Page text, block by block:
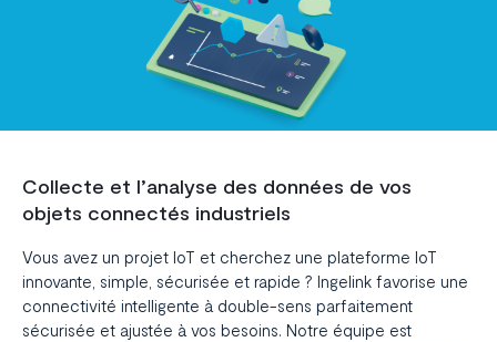
Collecte et l’analyse des données de vos
objets connectés industriels
Vous avez un projet IoT et cherchez une plateforme IoT
innovante, simple, sécurisée et rapide ? Ingelink favorise une
connectivité intelligente à double-sens parfaitement
sécurisée et ajustée à vos besoins. Notre équipe est